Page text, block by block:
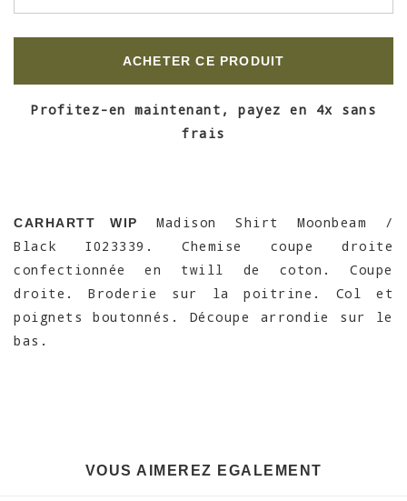
ACHETER CE PRODUIT
Profitez-en maintenant, payez en 4x sans
frais
CARHARTT WIP
Madison Shirt Moonbeam /
Black I023339. Chemise coupe droite
confectionnée en twill de coton. Coupe
droite. Broderie sur la poitrine. Col et
poignets boutonnés. Découpe arrondie sur le
bas.
VOUS AIMEREZ EGALEMENT